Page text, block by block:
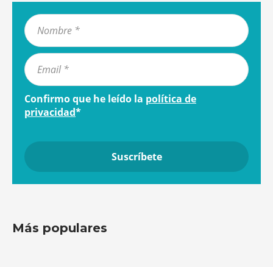
Confirmo que he leído la política de
privacidad*
Más populares